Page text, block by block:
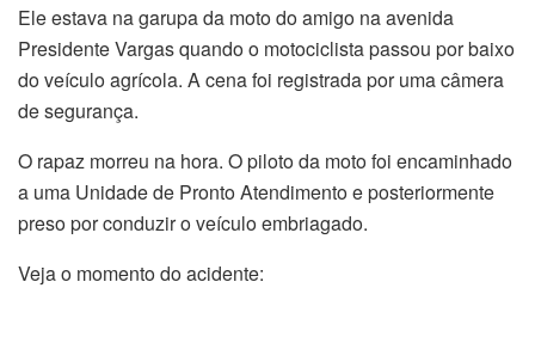
Ele estava na garupa da moto do amigo na avenida
Presidente Vargas quando o motociclista passou por baixo
do veículo agrícola. A cena foi registrada por uma câmera
de segurança.
O rapaz morreu na hora. O piloto da moto foi encaminhado
a uma Unidade de Pronto Atendimento e posteriormente
preso por conduzir o veículo embriagado.
Veja o momento do acidente: